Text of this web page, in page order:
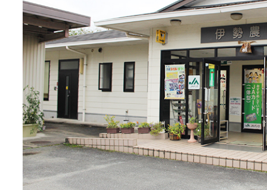
JAバンク
JA共済
くらし
JA伊勢について